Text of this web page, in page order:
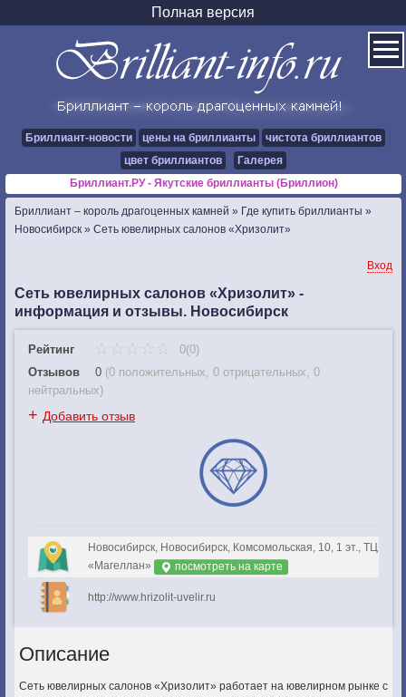
Полная версия
Бриллиант-новости цены на бриллианты
чистота бриллиантов
цвет бриллиантов
Галерея
Бриллиант.РУ - Якутские бриллианты (Бриллион)
Бриллиант – король драгоценных камней » Где купить бриллианты »
Новосибирск » Сеть ювелирных салонов «Хризолит»
Вход
Сеть ювелирных салонов «Хризолит» -
информация и отзывы. Новосибирск
Рейтинг
0(0)
Отзывов
0 (0 положительных, 0 отрицательных, 0
нейтральных)
+ Добавить отзыв
Новосибирск, Новосибирск, Комсомольская, 10, 1 эт., ТЦ
«Магеллан»
посмотреть на карте
http://www.hrizolit-uvelir.ru
Описание
Сеть ювелирных салонов «Хризолит» работает на ювелирном рынке с